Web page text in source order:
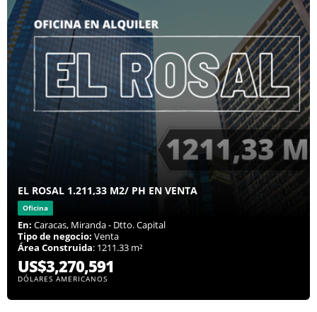
EL ROSAL 1.211,33 M2/ PH EN VENTA
Oficina
En: Caracas, Miranda - Dtto. Capital
Tipo de negocio: Venta
Área Construida: 1211.33 m²
US$3,270,591
DÓLARES AMERICANOS